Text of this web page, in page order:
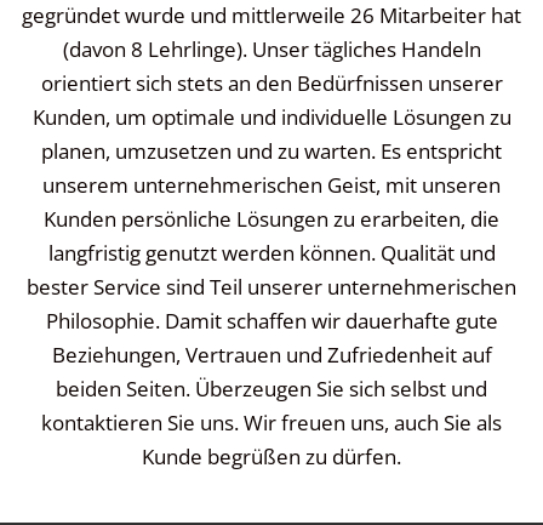
gegründet wurde und mittlerweile 26 Mitarbeiter hat
(davon 8 Lehrlinge). Unser tägliches Handeln
orientiert sich stets an den Bedürfnissen unserer
Kunden, um optimale und individuelle Lösungen zu
planen, umzusetzen und zu warten. Es entspricht
unserem unternehmerischen Geist, mit unseren
Kunden persönliche Lösungen zu erarbeiten, die
langfristig genutzt werden können. Qualität und
bester Service sind Teil unserer unternehmerischen
Philosophie. Damit schaffen wir dauerhafte gute
Beziehungen, Vertrauen und Zufriedenheit auf
beiden Seiten. Überzeugen Sie sich selbst und
kontaktieren Sie uns. Wir freuen uns, auch Sie als
Kunde begrüßen zu dürfen.